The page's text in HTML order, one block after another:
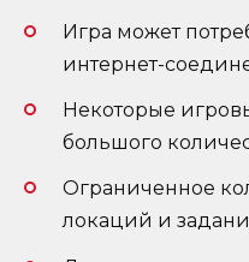
Игра может
интернет-
Некоторые
большого
Ограниченное
локаций и